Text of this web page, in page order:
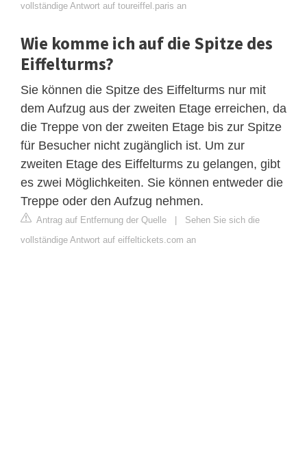
vollständige Antwort auf toureiffel.paris an
Wie komme ich auf die Spitze des
Eiffelturms?
Sie können die Spitze des Eiffelturms nur mit
dem Aufzug aus der zweiten Etage erreichen, da
die Treppe von der zweiten Etage bis zur Spitze
für Besucher nicht zugänglich ist. Um zur
zweiten Etage des Eiffelturms zu gelangen, gibt
es zwei Möglichkeiten. Sie können entweder die
Treppe oder den Aufzug nehmen.
Antrag auf Entfernung der Quelle
Sehen Sie sich die
vollständige Antwort auf eiffeltickets.com an